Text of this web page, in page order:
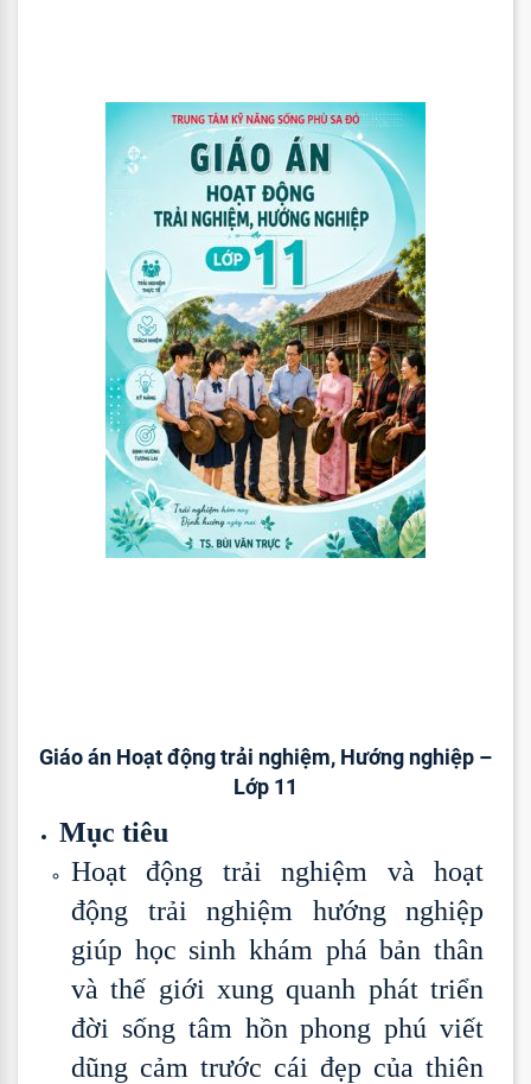
Giáo án Hoạt động trải nghiệm, Hướng nghiệp –
Lớp 11
Mục tiêu
Hoạt động trải nghiệm và hoạt
động trải nghiệm hướng nghiệp
giúp học sinh khám phá bản thân
và thế giới xung quanh phát triển
đời sống tâm hồn phong phú viết
dũng cảm trước cái đẹp của thiên